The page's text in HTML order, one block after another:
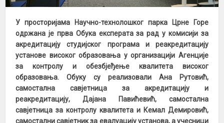
У просторијама Научно-технолошког парка Црне Горе
одржана је прва Обука експерата за рад у комисији за
акредитацију студијског програма и реакредитацију
установе високог образовања у организацији Агенције
за контролу и обезбјеђење квалитета високог
образовања. Обуку су реализовали Ана Рутовић,
самостална савјетница за акредитацију и
реакредитацију, Дајана Павићевић, самостална
савјетница за контролу квалитета и Кемал Демировић,
самостални савјетник за евалуацију установа, а учесници